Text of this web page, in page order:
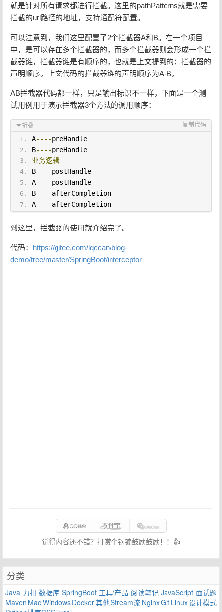
就是针对所有请求都进行拦截。这里的pathPatterns就是需要
拦截的url路径的地址，支持通配符配置。
可以注意到，我们这里配置了2个拦截器A和B。在一个项目
中，是可以存在多个拦截器的，而多个拦截器则会形成一个拦
截器链，拦截器链是有顺序的，也就是上文提到的：拦截器的
声明顺序。上文代码的拦截器链的声明顺序为A-B。
AB拦截器代码都一样，只是输出标识不一样，下面是一个测
试用例用于演示拦截器3个方法的调用顺序：
折叠 复制代码
A----preHandle
B----preHandle
业务逻辑
B----postHandle
A----postHandle
B----afterCompletion
A----afterCompletion
到这里，拦截器的使用就介绍完了。
代码： https://gitee.com/lqccan/blog-
demo/tree/master/SpringBoot/interceptor
觉得内容还不错？打赏个钢镚鼓励鼓励！！👍
分类
Java 力扣 数据库 SpringBoot 工具/产品 阅读笔记 JavaScript 面试题
Maven MacWindowsDocker其他Stream流 NginxGit Linux设计模式